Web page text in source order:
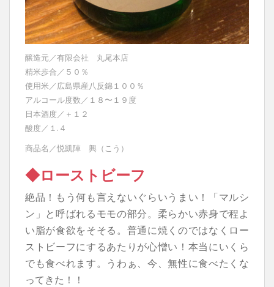
醸造元／有限会社 丸尾本店
精米歩合／５０％
使用米／広島県産八反錦１００％
アルコール度数／１８〜１９度
日本酒度／＋１２
酸度／１.４
商品名／悦凱陣 興（こう）
◆ローストビーフ
絶品！もう何も言えないぐらいうまい！「マルシ
ン」と呼ばれるモモの部分。柔らかい赤身で程よ
い脂が食欲をそそる。普通に焼くのではなくロー
ストビーフにするあたりが心憎い！本当にいくら
でも食べれます。うわぁ、今、無性に食べたくな
ってきた！！